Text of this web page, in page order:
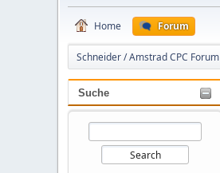
Home Forum
Schneider / Amstrad CPC Forum
Suche